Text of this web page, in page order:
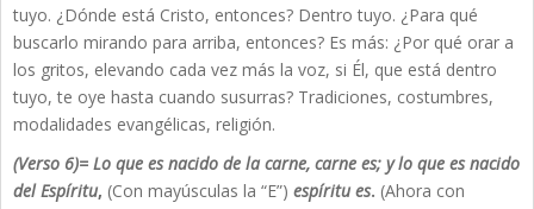
tuyo. ¿Dónde está Cristo, entonces? Dentro tuyo. ¿Para qué
buscarlo mirando para arriba, entonces? Es más: ¿Por qué orar a
los gritos, elevando cada vez más la voz, si Él, que está dentro
tuyo, te oye hasta cuando susurras? Tradiciones, costumbres,
modalidades evangélicas, religión.
(Verso 6)= Lo que es nacido de la carne, carne es; y lo que es nacido
del Espíritu, (Con mayúsculas la “E”) espíritu es. (Ahora con